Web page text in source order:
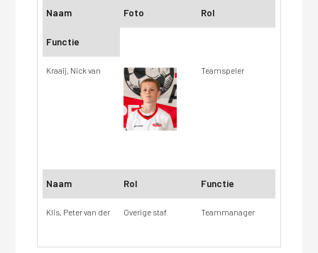
Naam Foto Rol
Functie
Kraaij, Nick van Teamspeler
Naam Rol Functie
Klis, Peter van der Overige staf Teammanager